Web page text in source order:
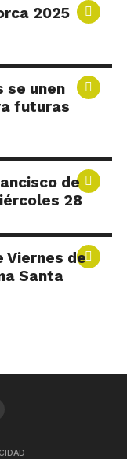
2025
se unen
futuras
de
28
Viernes de
Santa